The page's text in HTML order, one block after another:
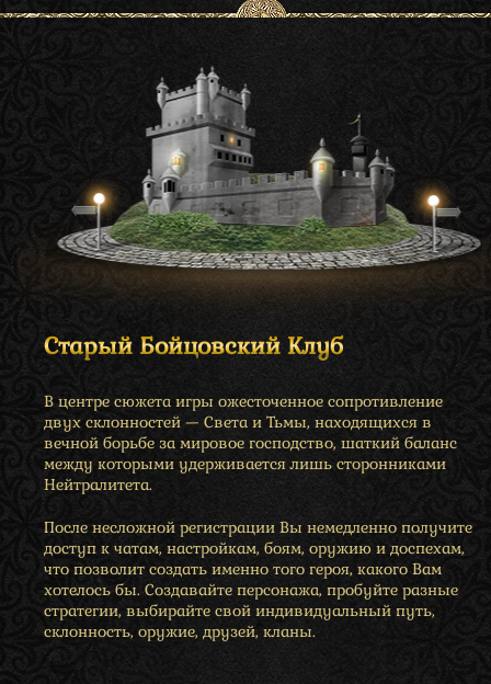
Старый Бойцовский Клуб
В центре сюжета игры ожесточенное сопротивление
двух склонностей — Света и Тьмы, находящихся в
вечной борьбе за мировое господство, шаткий баланс
между которыми удерживается лишь сторонниками
Нейтралитета.
После несложной регистрации Вы немедленно получите
доступ к чатам, настройкам, боям, оружию и доспехам,
что позволит создать именно того героя, какого Вам
хотелось бы. Создавайте персонажа, пробуйте разные
стратегии, выбирайте свой индивидуальный путь,
склонность, оружие, друзей, кланы.